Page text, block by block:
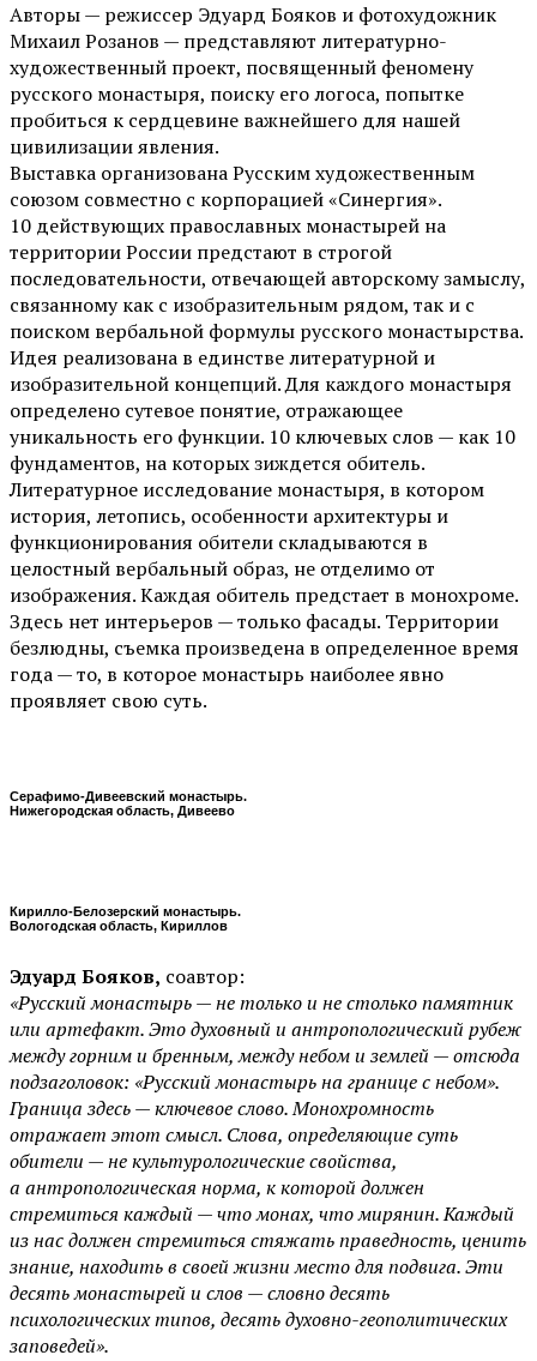
Авторы — режиссер Эдуард Бояков и фотохудожник
Михаил Розанов — представляют литературно-
художественный проект, посвященный феномену
русского монастыря, поиску его логоса, попытке
пробиться к сердцевине важнейшего для нашей
цивилизации явления.
Выставка организована Русским художественным
союзом совместно с корпорацией «Синергия».
10 действующих православных монастырей на
территории России предстают в строгой
последовательности, отвечающей авторскому замыслу,
связанному как с изобразительным рядом, так и с
поиском вербальной формулы русского монастырства.
Идея реализована в единстве литературной и
изобразительной концепций. Для каждого монастыря
определено сутевое понятие, отражающее
уникальность его функции. 10 ключевых слов — как 10
фундаментов, на которых зиждется обитель.
Литературное исследование монастыря, в котором
история, летопись, особенности архитектуры и
функционирования обители складываются в
целостный вербальный образ, не отделимо от
изображения. Каждая обитель предстает в монохроме.
Здесь нет интерьеров — только фасады. Территории
безлюдны, съемка произведена в определенное время
года — то, в которое монастырь наиболее явно
проявляет свою суть.
Серафимо-Дивеевский монастырь.
Нижегородская область, Дивеево
Кирилло-Белозерский монастырь.
Вологодская область, Кириллов
Эдуард Бояков, соавтор:
«Русский монастырь — не только и не столько памятник
или артефакт. Это духовный и антропологический рубеж
между горним и бренным, между небом и землей — отсюда
подзаголовок: «Русский монастырь на границе с небом».
Граница здесь — ключевое слово. Монохромность
отражает этот смысл. Слова, определяющие суть
обители — не культурологические свойства,
а антропологическая норма, к которой должен
стремиться каждый — что монах, что мирянин. Каждый
из нас должен стремиться стяжать праведность, ценить
знание, находить в своей жизни место для подвига. Эти
десять монастырей и слов — словно десять
психологических типов, десять духовно-геополитических
заповедей».